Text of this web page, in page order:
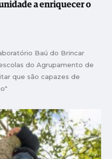
a enriquecer o
Baú do Brincar
do Agrupamento de
que são capazes de